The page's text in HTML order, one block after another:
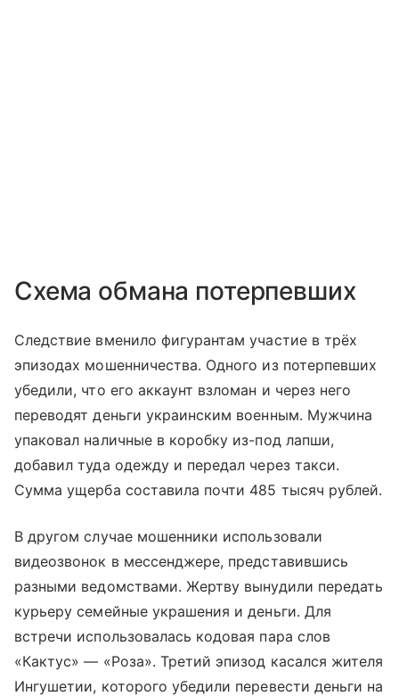
Схема обмана потерпевших
Следствие вменило фигурантам участие в трёх
эпизодах мошенничества. Одного из потерпевших
убедили, что его аккаунт взломан и через него
переводят деньги украинским военным. Мужчина
упаковал наличные в коробку из-под лапши,
добавил туда одежду и передал через такси.
Сумма ущерба составила почти 485 тысяч рублей.
В другом случае мошенники использовали
видеозвонок в мессенджере, представившись
разными ведомствами. Жертву вынудили передать
курьеру семейные украшения и деньги. Для
встречи использовалась кодовая пара слов
«Кактус» — «Роза». Третий эпизод касался жителя
Ингушетии, которого убедили перевести деньги на